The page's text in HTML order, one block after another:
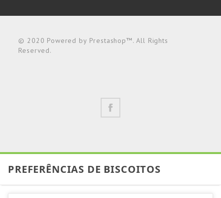
© 2020 Powered by Prestashop™. All Rights
Reserved.
PREFERÊNCIAS DE BISCOITOS